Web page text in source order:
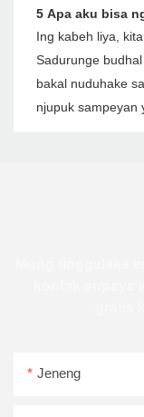
5 Apa aku bisa
Ing kabeh liya,
Sadurunge
bakal nuduhake
njupuk sampeyan
Jeneng